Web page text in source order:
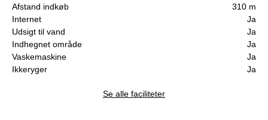
Afstand indkøb
310 m
Internet
Ja
Udsigt til vand
Ja
Indhegnet område
Ja
Vaskemaskine
Ja
Ikkeryger
Ja
Se alle faciliteter